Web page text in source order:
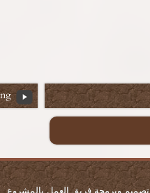
تصميم وبرمجة فريق العمل بالمشروع